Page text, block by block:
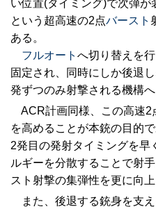
い位置(タイミング)で次弾
という超高速の2点バースト
ある。
フルオート へ切り替えを
固定され、同時にしか後退
発ずつのみ射撃される機構
ACR計画同様、この高速2
を高めることが本銃の目的
2発目の発射タイミングを早
ルギーを分散することで射
スト射撃の集弾性を更に向
また、後退する銃身を支